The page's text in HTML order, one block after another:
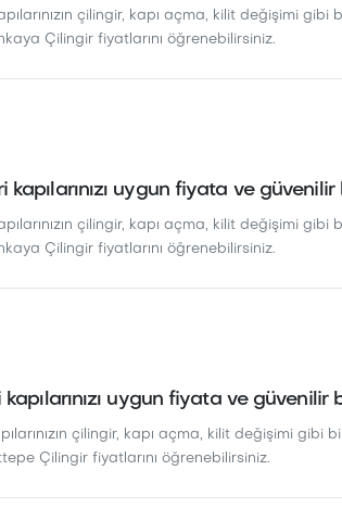
çilingir, kapı açma, kilit değişimi gibi
Çilingir fiyatlarını öğrenebilirsiniz.
uygun fiyata ve
çilingir, kapı açma, kilit değişimi gibi
Çilingir fiyatlarını öğrenebilirsiniz.
uygun fiyata ve güvenilir
çilingir, kapı açma, kilit değişimi gibi
Çilingir fiyatlarını öğrenebilirsiniz.